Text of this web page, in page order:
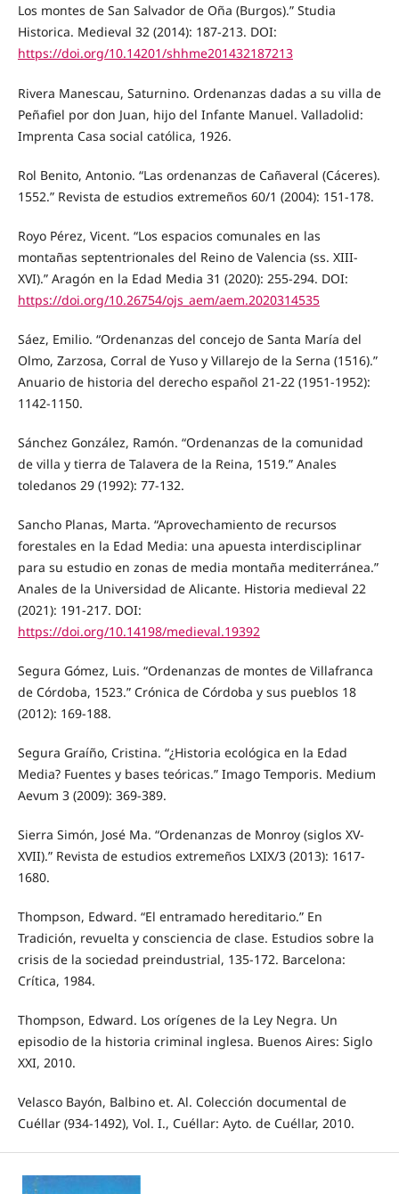
Los montes de San Salvador de Oña (Burgos).” Studia
Historica. Medieval 32 (2014): 187-213. DOI:
https://doi.org/10.14201/shhme201432187213
Rivera Manescau, Saturnino. Ordenanzas dadas a su villa de
Peñafiel por don Juan, hijo del Infante Manuel. Valladolid:
Imprenta Casa social católica, 1926.
Rol Benito, Antonio. “Las ordenanzas de Cañaveral (Cáceres).
1552.” Revista de estudios extremeños 60/1 (2004): 151-178.
Royo Pérez, Vicent. “Los espacios comunales en las
montañas septentrionales del Reino de Valencia (ss. XIII-
XVI).” Aragón en la Edad Media 31 (2020): 255-294. DOI:
https://doi.org/10.26754/ojs_aem/aem.2020314535
Sáez, Emilio. “Ordenanzas del concejo de Santa María del
Olmo, Zarzosa, Corral de Yuso y Villarejo de la Serna (1516).”
Anuario de historia del derecho español 21-22 (1951-1952):
1142-1150.
Sánchez González, Ramón. “Ordenanzas de la comunidad
de villa y tierra de Talavera de la Reina, 1519.” Anales
toledanos 29 (1992): 77-132.
Sancho Planas, Marta. “Aprovechamiento de recursos
forestales en la Edad Media: una apuesta interdisciplinar
para su estudio en zonas de media montaña mediterránea.”
Anales de la Universidad de Alicante. Historia medieval 22
(2021): 191-217. DOI:
https://doi.org/10.14198/medieval.19392
Segura Gómez, Luis. “Ordenanzas de montes de Villafranca
de Córdoba, 1523.” Crónica de Córdoba y sus pueblos 18
(2012): 169-188.
Segura Graíño, Cristina. “¿Historia ecológica en la Edad
Media? Fuentes y bases teóricas.” Imago Temporis. Medium
Aevum 3 (2009): 369-389.
Sierra Simón, José Ma. “Ordenanzas de Monroy (siglos XV-
XVII).” Revista de estudios extremeños LXIX/3 (2013): 1617-
1680.
Thompson, Edward. “El entramado hereditario.” En
Tradición, revuelta y consciencia de clase. Estudios sobre la
crisis de la sociedad preindustrial, 135-172. Barcelona:
Crítica, 1984.
Thompson, Edward. Los orígenes de la Ley Negra. Un
episodio de la historia criminal inglesa. Buenos Aires: Siglo
XXI, 2010.
Velasco Bayón, Balbino et. Al. Colección documental de
Cuéllar (934-1492), Vol. I., Cuéllar: Ayto. de Cuéllar, 2010.